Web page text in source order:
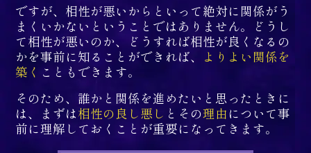
ですが、相性が悪いからといって絶対に関係がう
まくいかないということではありません。どうし
て相性が悪いのか、どうすれば相性が良くなるの
かを事前に知ることができれば、
よりよい関係を
築く こともできます。
そのため、誰かと関係を進めたいと思ったときに
は、まずは相性の良し悪し とその理由 について事
前に理解しておくことが重要になってきます。